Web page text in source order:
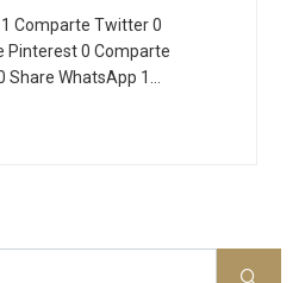
Comparte Twitter 0
Pinterest 0 Comparte
Share WhatsApp 1…